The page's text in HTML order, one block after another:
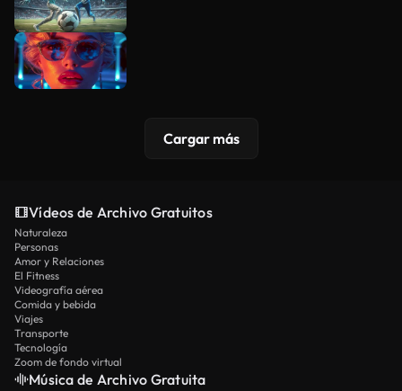
Cargar más
Vídeos de Archivo Gratuitos
Naturaleza
Personas
Amor y Relaciones
El Fitness
Videografía aérea
Comida y bebida
Viajes
Transporte
Tecnología
Zoom de fondo virtual
Música de Archivo Gratuita